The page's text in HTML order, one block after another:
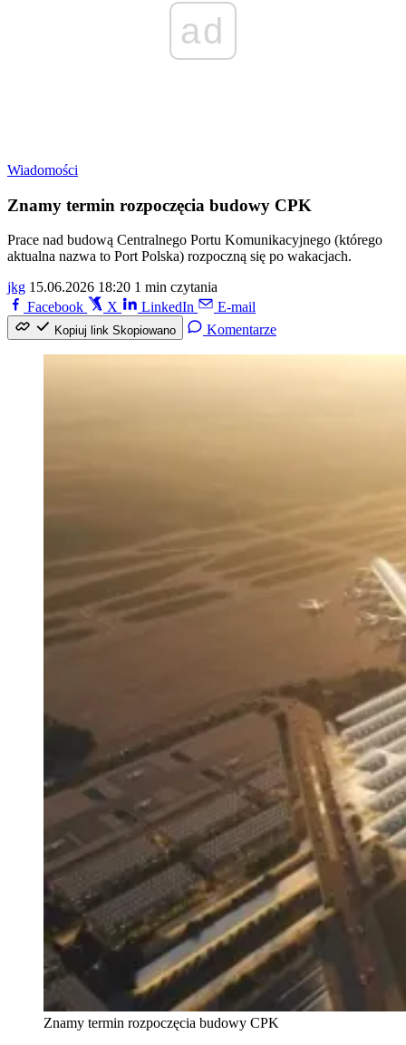
ad
Wiadomości
Znamy termin rozpoczęcia budowy CPK
Prace nad budową Centralnego Portu Komunikacyjnego (którego
aktualna nazwa to Port Polska) rozpoczną się po wakacjach.
jkg 15.06.2026 18:20 1 min czytania
Facebook
X LinkedIn E-mail
Kopiuj link Skopiowano Komentarze
Znamy termin rozpoczęcia budowy CPK